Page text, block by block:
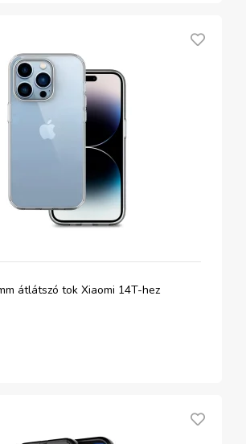
átlátszó tok Xiaomi 14T-hez